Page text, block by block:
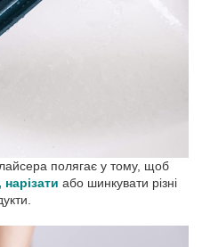
полягає у тому, щоб
нарізати або шинкувати різні